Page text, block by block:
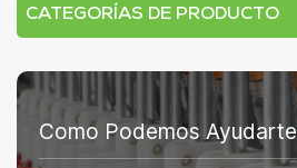
CATEGORÍAS DE PRODUCTO
Como Podemos Ayudarte